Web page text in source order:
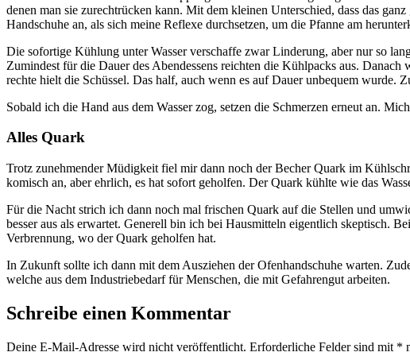
denen man sie zurechtrücken kann. Mit dem kleinen Unterschied, dass das
Handschuhe an, als sich meine Reflexe durchsetzen, um die Pfanne am
Die sofortige Kühlung unter Wasser verschaffe zwar Linderung, aber nur so
Zumindest für die Dauer des Abendessens reichten die Kühlpacks aus.
rechte hielt die Schüssel. Das half, auch wenn es auf Dauer unbequem
Sobald ich die Hand aus dem Wasser zog, setzen die Schmerzen erneut an.
Alles Quark
Trotz zunehmender Müdigkeit fiel mir dann noch der Becher Quark im
komisch an, aber ehrlich, es hat sofort geholfen. Der Quark kühlte wie das
Für die Nacht strich ich dann noch mal frischen Quark auf die Stellen und
besser aus als erwartet. Generell bin ich bei Hausmitteln eigentlich skeptisch.
Verbrennung, wo der Quark geholfen hat.
In Zukunft sollte ich dann mit dem Ausziehen der Ofenhandschuhe warten.
welche aus dem Industriebedarf für Menschen, die mit Gefahrengut arbeiten.
Schreibe einen Kommentar
Deine E-Mail-Adresse wird nicht veröffentlicht. Erforderliche Felder sind mit *